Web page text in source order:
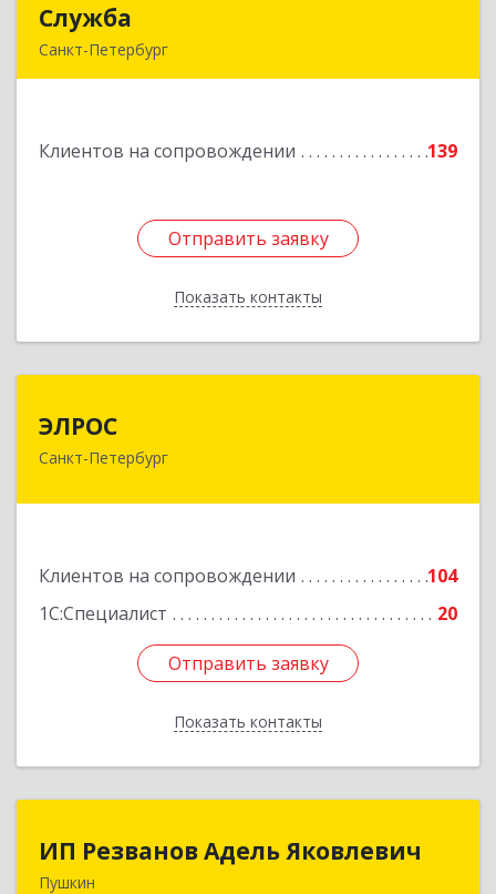
Служба
Санкт-Петербург
Клиентов на сопровождении 139
Отправить заявку
Показать контакты
Подробнее
Отправить заявку
Назад
ЭЛРОС
Санкт-Петербург
Клиентов на сопровождении
104
1С:Специалист
20
Отправить заявку
Показать контакты
191024, Санкт-Петербург г, Тележная ул, дом №
Отправить заявку
Назад
ИП Резванов Адель Яковлевич
Пушкин
196602, Санкт-Петербург г, Пушкин г, Красной